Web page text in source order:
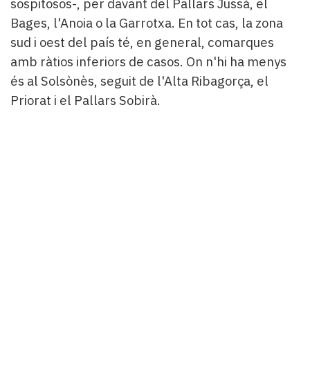
sospitosos-, per davant del Pallars Jussà, el
Bages, l'Anoia o la Garrotxa. En tot cas, la zona
sud i oest del país té, en general, comarques
amb ràtios inferiors de casos. On n'hi ha menys
és al Solsònès, seguit de l'Alta Ribagorça, el
Priorat i el Pallars Sobirà.